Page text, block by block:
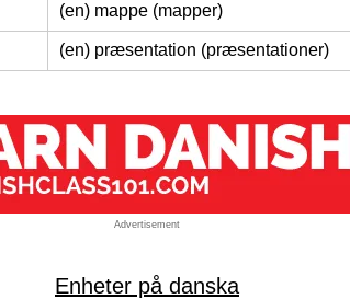
(en) mappe (mapper)
(en) præsentation (præsentationer)
Advertisement
Enheter på danska